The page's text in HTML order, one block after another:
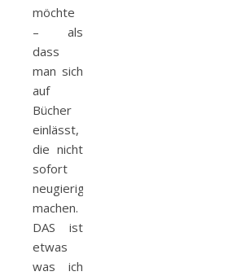
möchte
– als
dass
man sich
auf
Bücher
einlässt,
die nicht
sofort
neugierig
machen.
DAS ist
etwas
was ich